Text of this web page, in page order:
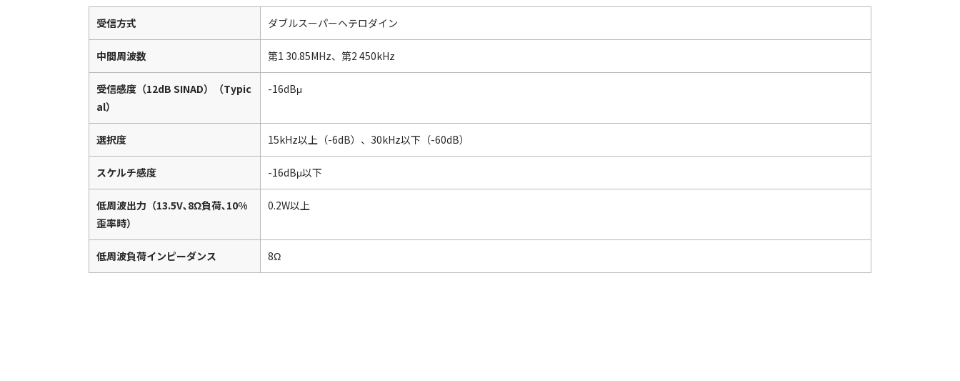
受信方式 ダブルスーパーヘテロダイン
中間周波数 第1 30.85MHz、第2 450kHz
受信感度（12dB SINAD）（Typic
al）
-16dBμ
選択度 15kHz以上（-6dB）、30kHz以下（-60dB）
スケルチ感度 -16dBμ以下
低周波出力（13.5V､8Ω負荷､10%
歪率時）
0.2W以上
低周波負荷インピーダンス 8Ω